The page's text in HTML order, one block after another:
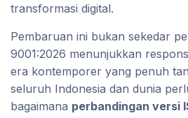
transformasi digital.
Pembaruan ini bukan sekedar
9001:2026 menunjukkan
era kontemporer yang penuh
seluruh Indonesia dan dunia
bagaimana perbandingan versi